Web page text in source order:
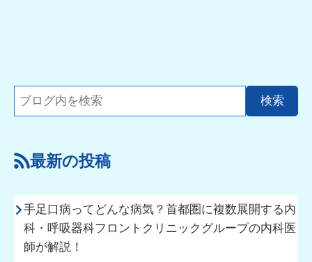
最新の投稿
手足口病ってどんな病気？首都圏に複数展開する内
科・呼吸器科フロントクリニックグループの内科医
師が解説！